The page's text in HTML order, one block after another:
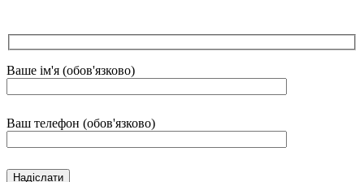
Ваше ім'я (обов'язково)
Ваш телефон (обов'язково)